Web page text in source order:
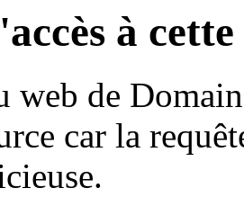
à
web de
car la